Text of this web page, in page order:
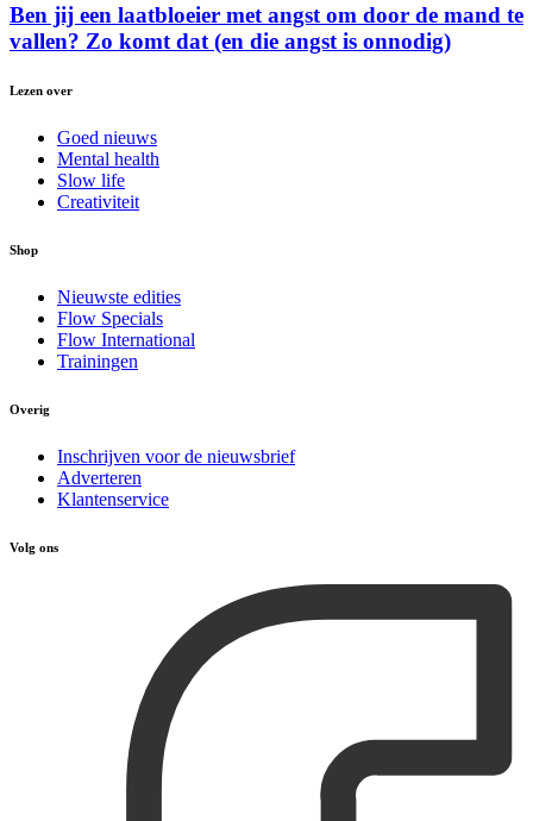
Ben jij een laatbloeier met angst om door de mand te
vallen? Zo komt dat (en die angst is onnodig)
Lezen over
Goed nieuws
Mental health
Slow life
Creativiteit
Shop
Nieuwste edities
Flow Specials
Flow International
Trainingen
Overig
Inschrijven voor de nieuwsbrief
Adverteren
Klantenservice
Volg ons